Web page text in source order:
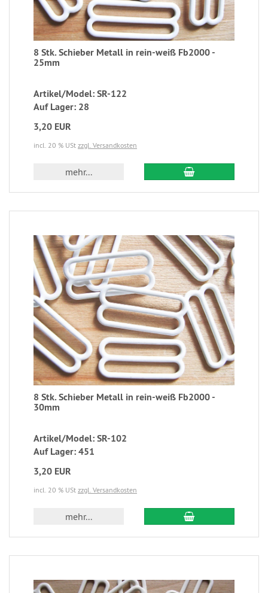
8 Stk. Schieber Metall in rein-weiß Fb2000 -
25mm
Artikel/Model: SR-122
Auf Lager: 28
3,20 EUR
incl. 20 % USt zzgl. Versandkosten
mehr...
8 Stk. Schieber Metall in rein-weiß Fb2000 -
30mm
Artikel/Model: SR-102
Auf Lager: 451
3,20 EUR
incl. 20 % USt zzgl. Versandkosten
mehr...